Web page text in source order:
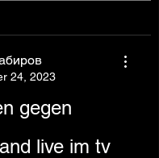
24, 2023
gegen
live im tv